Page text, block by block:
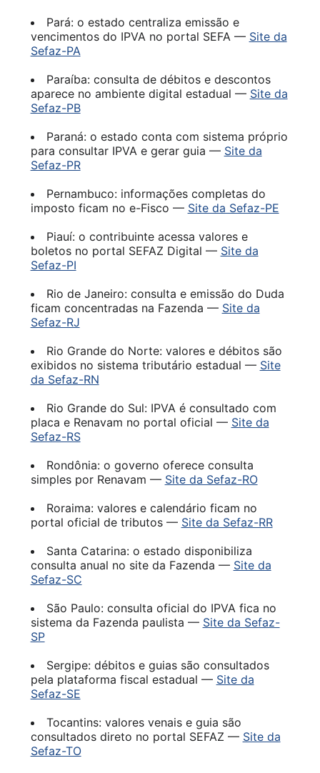
Pará: o estado centraliza emissão e
vencimentos do IPVA no portal SEFA — Site da
Sefaz-PA
Paraíba: consulta de débitos e descontos
aparece no ambiente digital estadual — Site da
Sefaz-PB
Paraná: o estado conta com sistema próprio
para consultar IPVA e gerar guia — Site da
Sefaz-PR
Pernambuco: informações completas do
imposto ficam no e-Fisco — Site da Sefaz-PE
Piauí: o contribuinte acessa valores e
boletos no portal SEFAZ Digital — Site da
Sefaz-PI
Rio de Janeiro: consulta e emissão do Duda
ficam concentradas na Fazenda — Site da
Sefaz-RJ
Rio Grande do Norte: valores e débitos são
exibidos no sistema tributário estadual — Site
da Sefaz-RN
Rio Grande do Sul: IPVA é consultado com
placa e Renavam no portal oficial — Site da
Sefaz-RS
Rondônia: o governo oferece consulta
simples por Renavam — Site da Sefaz-RO
Roraima: valores e calendário ficam no
portal oficial de tributos — Site da Sefaz-RR
Santa Catarina: o estado disponibiliza
consulta anual no site da Fazenda — Site da
Sefaz-SC
São Paulo: consulta oficial do IPVA fica no
sistema da Fazenda paulista — Site da Sefaz-
SP
Sergipe: débitos e guias são consultados
pela plataforma fiscal estadual — Site da
Sefaz-SE
Tocantins: valores venais e guia são
consultados direto no portal SEFAZ — Site da
Sefaz-TO